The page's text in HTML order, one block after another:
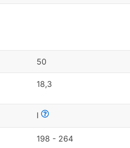
50
18,3
I
198 - 264